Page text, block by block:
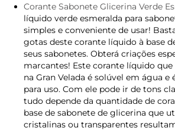
Corante Sabonete Glicerina Verde
líquido verde esmeralda para
simples e conveniente de usar!
gotas deste corante líquido à base
seus sabonetes. Obterá criações
marcantes! Este corante líquido
na Gran Velada é solúvel em água
para uso. Com ele pode ir de tons
tudo depende da quantidade de
base de sabonete de glicerina que
cristalinas ou transparentes